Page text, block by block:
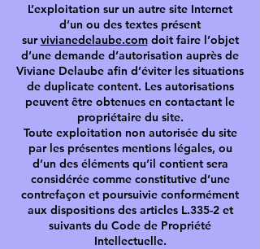
L’exploitation sur un autre site Internet
d’un ou des textes présent
survivianedelaube.comdoit faire l’objet
d’une demande d’autorisation auprès de
Viviane Delaube afin d’éviter les situations
de duplicate content. Les autorisations
peuvent être obtenues en contactant le
propriétaire du site.
Toute exploitation non autorisée du site
par les présentes mentions légales, ou
d’un des éléments qu’il contient sera
considérée comme constitutive d’une
contrefaçon et poursuivie conformément
aux dispositions des articles L.335-2 et
suivants du Code de Propriété
Intellectuelle.